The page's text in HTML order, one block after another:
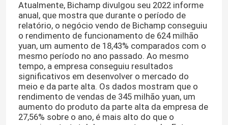
Atualmente, Bichamp divulgou seu 2022 informe
anual, que mostra que durante o período de
relatório, o negócio vendo de Bichamp conseguiu
o rendimento de funcionamento de 624 milhão
yuan, um aumento de 18,43% comparados com o
mesmo período no ano passado. Ao mesmo
tempo, a empresa conseguiu resultados
significativos em desenvolver o mercado do
meio e da parte alta. Os dados mostram que o
rendimento de vendas de 345 milhão yuan, um
aumento do produto da parte alta da empresa de
27,56% sobre o ano, é mais alto do que o